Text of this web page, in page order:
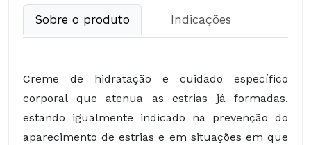
Sobre o produto Indicações
Creme de hidratação e cuidado específico
corporal que atenua as estrias já formadas,
estando igualmente indicado na prevenção do
aparecimento de estrias e em situações em que